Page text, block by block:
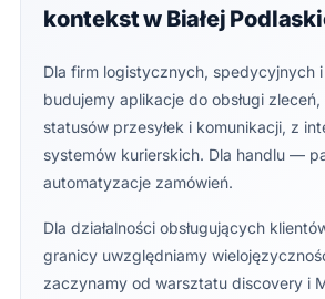
kontekst w Białej
Dla firm logistycznych, spedycyjnych
budujemy aplikacje do obsługi
statusów przesyłek i komunikacji, z
systemów kurierskich. Dla handlu —
automatyzacje zamówień.
Dla działalności obsługujących
granicy uwzględniamy
zaczynamy od warsztatu discovery i